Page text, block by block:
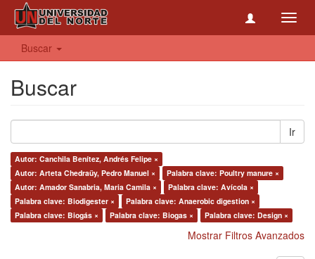
Buscar
Buscar
Ir
Autor: Canchila Benítez, Andrés Felipe ×
Autor: Arteta Chedraüy, Pedro Manuel ×
Palabra clave: Poultry manure ×
Autor: Amador Sanabria, Maria Camila ×
Palabra clave: Avícola ×
Palabra clave: Biodigester ×
Palabra clave: Anaerobic digestion ×
Palabra clave: Biogás ×
Palabra clave: Biogas × Palabra clave: Design ×
Mostrar Filtros Avanzados